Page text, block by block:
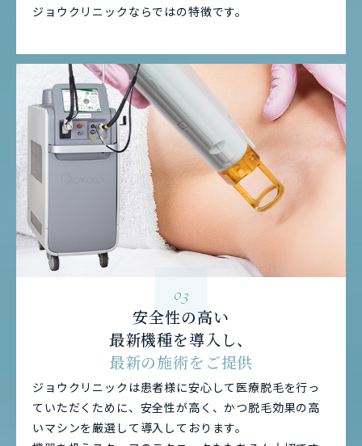
ジョウクリニックならではの特徴です。
03
安全性の高い
最新機種を導入し、
最新の施術をご提供
ジョウクリニックは患者様に安心して医療脱毛を行っ
ていただくために、安全性が高く、かつ脱毛効果の高
いマシンを厳選して導入しております。